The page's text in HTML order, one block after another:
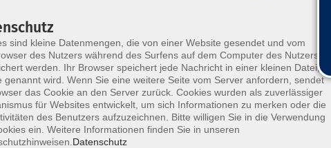
- Integration
sind kleine Datenmengen, die von einer Website gesendet und vom
des Nutzers während des Surfens auf dem Computer des Nutzers
werden. Ihr Browser speichert jede Nachricht in einer kleinen Datei, die
genannt wird. Wenn Sie eine weitere Seite vom Server anfordern, sendet
das Cookie an den Server zurück. Cookies wurden als zuverlässiger
für Websites entwickelt, um sich Informationen zu merken oder die
des Benutzers aufzuzeichnen. Bitte willigen Sie in die Verwendung
ein. Weitere Informationen finden Sie in unseren
Datenschutz